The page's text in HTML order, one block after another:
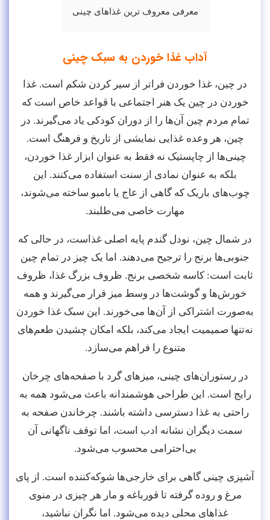
معرفی معروف ترین غذاهای چینی
آداب غذا خوردن به سبک چینی
در چین، غذا خوردن فراتر از سیر کردن شکم است. غذا
خوردن در چین یک هنر اجتماعی با قواعد خاص است که
تمام مردم چین آن‌ها را از دوران کودکی یاد می‌گیرند. در
چین، هر وعده غذایی نمایشی از تاریخ و فرهنگ است.
چینی‌ها از چاپستیک نه فقط به عنوان ابزار غذا خوردن،
بلکه به عنوان نمادی از سنت استفاده می‌کنند. این
چوب‌های باریک که گاهی از عاج یا بامبو ساخته می‌شوند،
مهارت خاصی می‌طلبند.
در شمال چین، نودل گندم پایه اصلی غذاست، در حالی که
جنوبی‌ها برنج را ترجیح می‌دهند. اما یک چیز در تمام چین
ثابت است: کاسه شخصی برنج. ظروف بزرگ غذا، ظروف
خورش‌ها و گوشت‌ها در وسط میز قرار می‌گیرند و همه
به‌صورت اشتراکی از آن‌ها می‌خورند. این سبک غذا خوردن
نه‌تنها صمیمیت ایجاد می‌کند، بلکه امکان چشیدن طعم‌های
متنوع را فراهم می‌سازد.
در رستوران‌های چینی، میزهای گرد با صفحه‌های چرخان
رایج است. این طراحی هوشمندانه باعث می‌شود همه به
راحتی به غذا دسترسی داشته باشند. چرخاندن صفحه به
سمت دیگران نشانه ادب است، اما توقف ناگهانی آن
بی‌احترامی محسوب می‌شود.
آشپزی چینی گاهی برای خارجی‌ها شوکه‌کننده است. از پای
مرغ و روده گرفته تا قورباغه و مار هر چیزی در منوی
غذاهای محلی دیده می‌شود. اما نگران نباشید،